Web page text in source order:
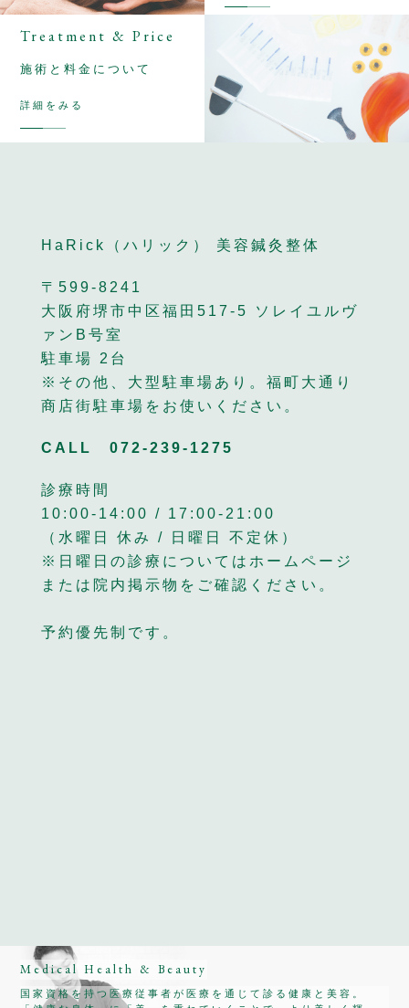
Treatment & Price
施術と料金について
詳細をみる
HaRick（ハリック） 美容鍼灸整体
〒599-8241
大阪府堺市中区福田517-5 ソレイユルヴ
ァンB号室
駐車場 2台
※その他、大型駐車場あり。福町大通り
商店街駐車場をお使いください。
CALL 072-239-1275
診療時間
10:00-14:00 / 17:00-21:00
（水曜日 休み / 日曜日 不定休）
※日曜日の診療についてはホームページ
または院内掲示物をご確認ください。
予約優先制です。
Medical Health & Beauty
国家資格を持つ医療従事者が医療を通じて診る健康と美容。